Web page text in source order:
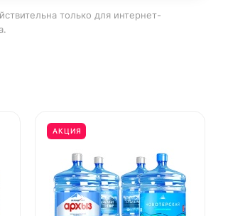
только для интернет-
АКЦИЯ